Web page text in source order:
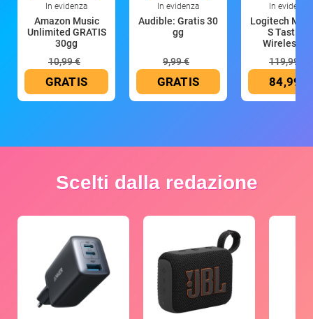
In evidenza
Amazon Music
Unlimited GRATIS
30gg
10,99 €
GRATIS
In evidenza
Audible: Gratis 30
gg
9,99 €
GRATIS
In evidenza
Logitech MX
S Tastiera
Wireless
119,99 €
84,99 €
Scelti dalla redazione